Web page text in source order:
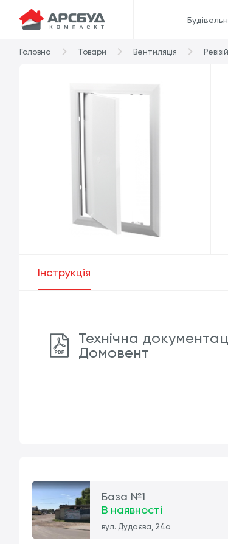
Головна Товари Вентиляція
Інструкція
Технічна
Домовент
База №1
В наявності
вул. Дудаєва, 24а